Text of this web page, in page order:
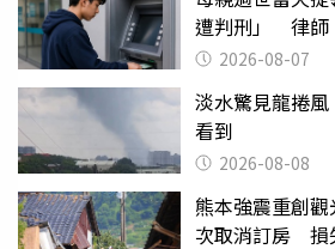
遭判刑」 律師
2026-08-07
淡水驚見龍捲
看到
2026-08-08
熊本強震重創
次取消訂房 損